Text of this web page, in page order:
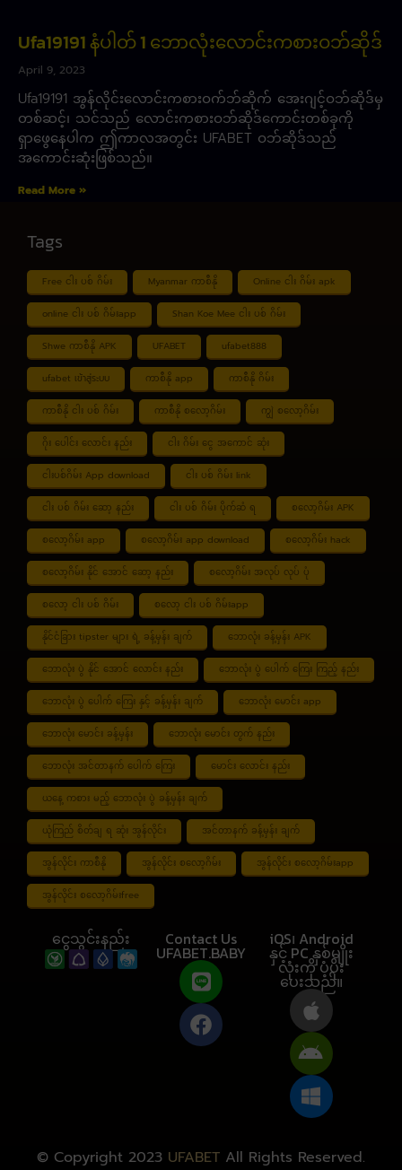
Ufa19191 နံပါတ် 1 ဘောလုံးလောင်းကစားဝဘ်ဆိုဒ်
April 9, 2023
Ufa19191 အွန်လိုင်းလောင်းကစားဝက်ဘ်ဆိုက် အေးဂျင့်ဝဘ်ဆိုဒ်မှ
တစ်ဆင့်၊ သင်သည် လောင်းကစားဝဘ်ဆိုဒ်ကောင်းတစ်ခုကို
ရှာဖွေနေပါက ဤကာလအတွင်း UFABET ဝဘ်ဆိုဒ်သည်
အကောင်းဆုံးဖြစ်သည်။
Read More »
Tags
Free ငါး ပစ် ဂိမ်း Myanmar ကာစီနို Online ငါး ဂိမ်း apk
online ငါး ပစ် ဂိမ်းapp Shan Koe Mee ငါး ပစ် ဂိမ်း
Shwe ကာစီနို APK UFABET ufabet888
ufabet เข้าสู่ระบบ ကာစီနို app ကာစီနို ဂိမ်း
ကာစီနို ငါး ပစ် ဂိမ်း ကာစီနို စလော့ဂိမ်း ကျွဲ စလော့ဂိမ်း
ဂိုး ပေါင်း လောင်း နည်း ငါး ဂိမ်း ငွေ အကောင် ဆုံး
ငါးပစ်ဂိမ်း App download ငါး ပစ် ဂိမ်း link
ငါး ပစ် ဂိမ်း ဆော့ နည်း ငါး ပစ် ဂိမ်း ပိုက်ဆံ ရ စလော့ဂိမ်း APK
စလော့ဂိမ်း app စလော့ဂိမ်း app download စလော့ဂိမ်း hack
စလော့ဂိမ်း နိုင် အောင် ဆော့ နည်း စလော့ဂိမ်း အလုပ် လုပ် ပုံ
စလော့ ငါး ပစ် ဂိမ်း စလော့ ငါး ပစ် ဂိမ်းapp
နိုင်ငံခြား tipster များ ရဲ့ ခန့်မှန်း ချက် ဘောလုံး ခန့်မှန်း APK
ဘောလုံး ပွဲ နိုင် အောင် လောင်း နည်း ဘောလုံး ပွဲ ပေါက် ကြေး ကြည့် နည်း
ဘောလုံး ပွဲ ပေါက် ကြေး နှင့် ခန့်မှန်း ချက် ဘောလုံး မောင်း app
ဘောလုံး မောင်း ခန့်မှန်း ဘောလုံး မောင်း တွက် နည်း
ဘောလုံး အင်တာနက် ပေါက် ကြေး မောင်း လောင်း နည်း
ယနေ့ ကစား မည့် ဘောလုံး ပွဲ ခန့်မှန်း ချက်
ယုံကြည် စိတ်ချ ရ ဆုံး အွန်လိုင်း အင်တာနက် ခန့်မှန်း ချက်
အွန်လိုင်း ကာစီနို အွန်လိုင်း စလော့ဂိမ်း အွန်လိုင်း စလော့ဂိမ်းapp
အွန်လိုင်း စလော့ဂိမ်းfree
ငွေသွင်းနည်း Contact Us
UFABET.BABY
iOS၊ Android
နှင့် PC နှစ်မျိုး
လုံးကို ပံ့ပိုး
ပေးသည်။
© Copyright 2023 UFABET All Rights Reserved.